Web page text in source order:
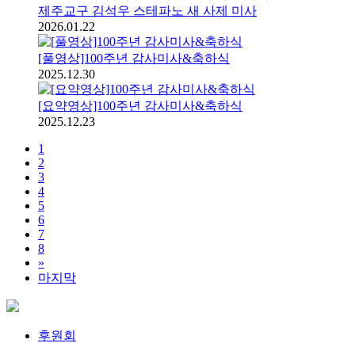
제주교구 김석우 스테파노 새 사제 미사
2026.01.22
[풀영상]100주년 감사미사&축하식
2025.12.30
[요약영상]100주년 감사미사&축하식
2025.12.23
1
2
3
4
5
6
7
8
»
마지막
후원회